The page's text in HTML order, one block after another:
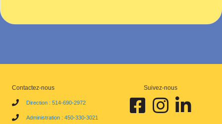
Contactez-nous
Direction : 514-690-2972
Administration : 450-330-3021
Suivez-nous
Facebook École d'art de
Instagram École d'art
Linkedin